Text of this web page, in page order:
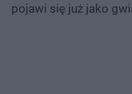
pojawi się już jako